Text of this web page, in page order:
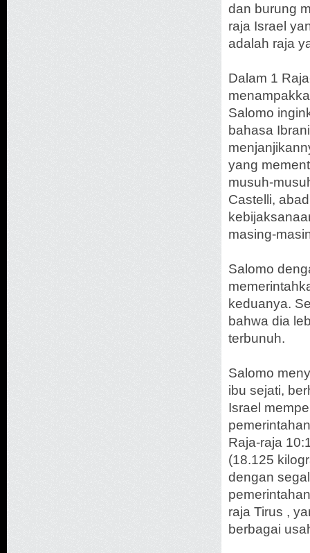
dan burung
raja Israel
adalah raja
Dalam 1
Salomo
bahasa
yang
musuh-
Castelli,
masing-
Salomo
keduanya.
bahwa dia
terbunuh.
Salomo
ibu sejati,
Israel
Raja-raja
(18.125
dengan
raja Tirus ,
berbagai